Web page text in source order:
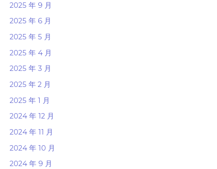
2025 年 9 月
2025 年 6 月
2025 年 5 月
2025 年 4 月
2025 年 3 月
2025 年 2 月
2025 年 1 月
2024 年 12 月
2024 年 11 月
2024 年 10 月
2024 年 9 月